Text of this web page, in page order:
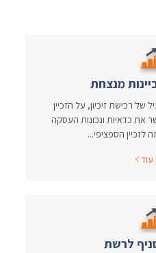
של רכישת זיכיון, על הזכיין
את כדאיות ונכונות העסקה
הספציפי...
לרשת